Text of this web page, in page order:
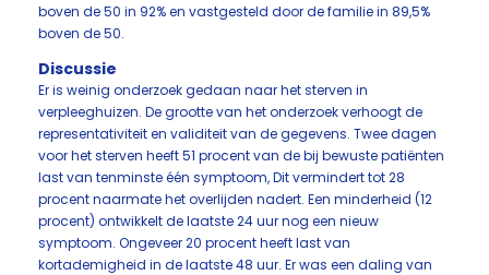
boven de 50 in 92% en vastgesteld door de familie in 89,5%
boven de 50.
Discussie
Er is weinig onderzoek gedaan naar het sterven in
verpleeghuizen. De grootte van het onderzoek verhoogt de
representativiteit en validiteit van de gegevens. Twee dagen
voor het sterven heeft 51 procent van de bij bewuste patiënten
last van tenminste één symptoom, Dit vermindert tot 28
procent naarmate het overlijden nadert. Een minderheid (12
procent) ontwikkelt de laatste 24 uur nog een nieuw
symptoom. Ongeveer 20 procent heeft last van
kortademigheid in de laatste 48 uur. Er was een daling van